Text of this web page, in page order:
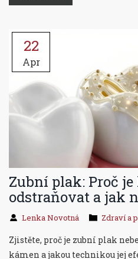
22
Apr
Zubní plak: Proč
odstraňovat a jak
Lenka Novotná Zdraví a
Zjistěte, proč je zubní plak
kámen a jakou technikou jej